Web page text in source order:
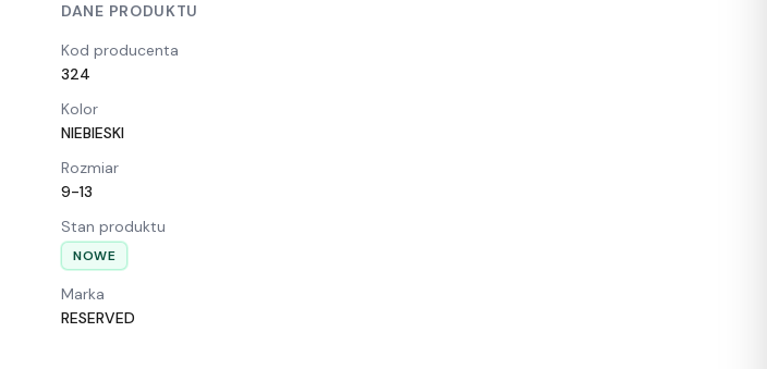
DANE PRODUKTU
Kod producenta
324
Kolor
NIEBIESKI
Rozmiar
9-13
Stan produktu
NOWE
Marka
RESERVED